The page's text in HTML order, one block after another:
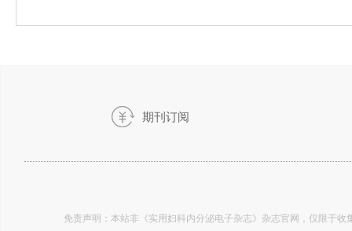
期刊订阅
免责声明：本站非《实用妇科内分泌电子杂志》杂志官网，仅限于